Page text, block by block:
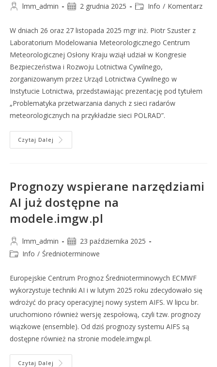
lmm_admin 2 grudnia 2025 Info / Komentarz
W dniach 26 oraz 27 listopada 2025 mgr inż. Piotr Szuster z
Laboratorium Modelowania Meteorologicznego Centrum
Meteorologicznej Osłony Kraju wziął udział w Kongresie
Bezpieczeństwa i Rozwoju Lotnictwa Cywilnego,
zorganizowanym przez Urząd Lotnictwa Cywilnego w
Instytucie Lotnictwa, przedstawiając prezentację pod tytułem
„Problematyka przetwarzania danych z sieci radarów
meteorologicznych na przykładzie sieci POLRAD”.
Czytaj Dalej
Prognozy wspierane narzędziami
AI już dostępne na
modele.imgw.pl
lmm_admin
23 października 2025
Info / Średnioterminowe
Europejskie Centrum Prognoz Średnioterminowych ECMWF
wykorzystuje techniki AI i w lutym 2025 roku zdecydowało się
wdrożyć do pracy operacyjnej nowy system AIFS. W lipcu br.
uruchomiono również wersję zespołową, czyli tzw. prognozy
wiązkowe (ensemble). Od dziś prognozy systemu AIFS są
dostępne również na stronie modele.imgw.pl.
Czytaj Dalej